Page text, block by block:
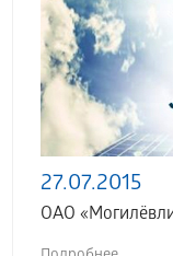
27.07.2015
ОАО